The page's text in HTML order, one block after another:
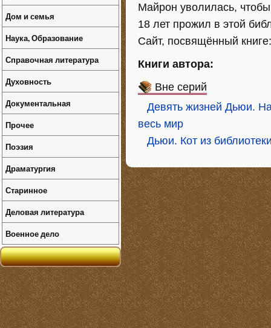
Майрон уволилась,
18 лет прожил в этой
Сайт, посвящённый
Книги автора:
Вне серий
Девять жизней Дьюи.
весь мир
Дьюи. Кот из
Дом и семья
Наука, Образование
Справочная литература
Духовность
Документальная
Прочее
Поэзия
Драматургия
Старинное
Деловая литература
Военное дело